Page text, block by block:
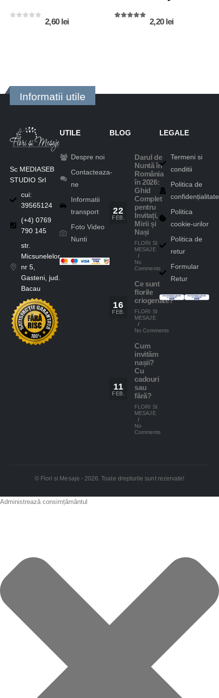
2,60 lei out of 52,20 lei
Informatii utile
Sc MEDIASEB
STUDIO Srl
cui:
39565124
(+4) 0769
790 145
str.
Micsunelelor,
nr 5,
Gasteni, jud.
Bacau
UTILE
Despre noi
Contacteaza-
ne
Informatii
transport
Foto Video
Nunti
BLOG
22
FEB.
Darul de
Nuntă în
România
în 2026:
Ghid
Complet
pentru
Invitați,
Mirii și
Nași
FLORI SI
MESAJE
/
No
Comments
16
FEB.
Ce sunt
florile
criogenate?
FLORI SI
MESAJE
/
No Comments
11
FEB.
Cum
invităm
nașii?
Cu
cadouri
sau
fără?
FLORI SI
MESAJE
/
No
Comments
LEGALE
Termeni si
conditii
Politica de
confidențialitate
Politica
cookie-urilor
Politica de
retur
Formular
Retur
© Flori si Mesaje - 2026. Toate drepturile sunt rezervate!
Administrează consimțământul